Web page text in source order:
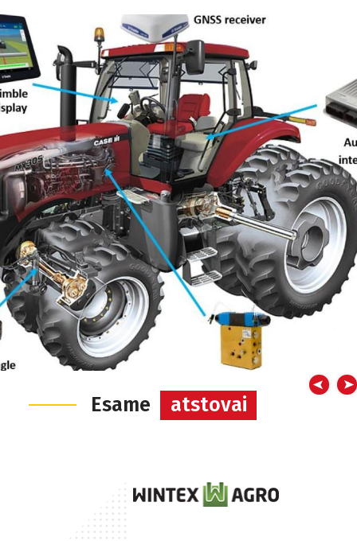
Tačiau šiandien yra specializuotų GPS sistemų
daug lengviau pasiekti tikslumą, įdirbant žemę net ir žemės
ūkio sektoriaus naujokui. Jei anksčiau traktorių navigacijos
buvo naudojamos tik tikrai stambiuose ūkiuose, šiandien
GPSįranga ūkininkamssuteikia realios naudos net ir
mažiems jų ūkiams, kadangi efektyviai yra išnaudojamas
kiekvienas žemės lopinėlis. iAgro bendrovės siūloma Trimble
GPS įranga dirba centimetrų tikslumu.
Darbas žemės ūkio sektoriuje, orientuotas į tikslųjį
ūkininkavimą, nebus įgyvendintas maksimaliai be tokios
pagalbinės priemonės kaip žemės ūkio technikos navigacija.
Jos dėka dirbamos žemės plotai bus įdirbti efektyviau nei
bet kada anksčiau, taip pat ūkininkas sutaupys įvairių
išteklių: pradedant žemės ūkio technikos kuro sąnaudomis,
sėklų, trąšų ir augalų apsaugos priemonėmis ir baigiant
darbuotojų darbo valandomis.
Inovatyvus ir progresyvus ūkininkas savo dirbamos žemės
plotus įdirba tik su navigacija, kuri renka ir kaupia įvairius
duomenis tam, kad darbas būtų sklandus, našus ir lengvas
Navigacija žemės ūkiui: kaina
šių išvardintų niuansų. Susisiekite su mūsų specialistais,
kurie ras Jūsų ūkiui tinkamiausią sprendimą.
Esame atstovai